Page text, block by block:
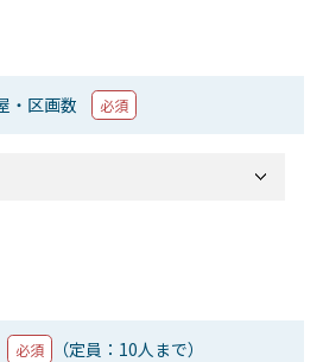
・区画数 必須
必須 （定員：10人まで）